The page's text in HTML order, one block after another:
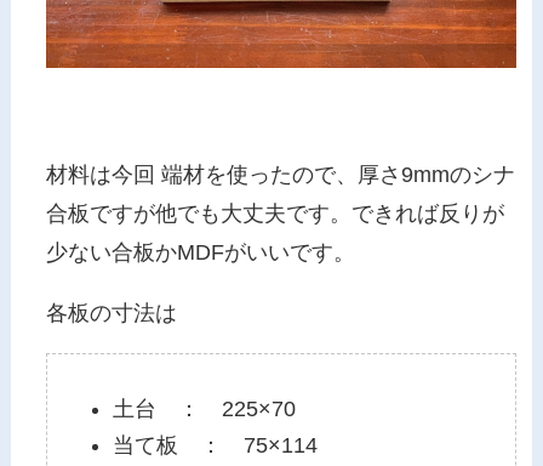
材料は今回 端材を使ったので、厚さ9mmのシナ
合板ですが他でも大丈夫です。 できれば反りが
少ない合板かMDFがいいです。
各板の寸法は
土台 ： 225×70
当て板 ： 75×114